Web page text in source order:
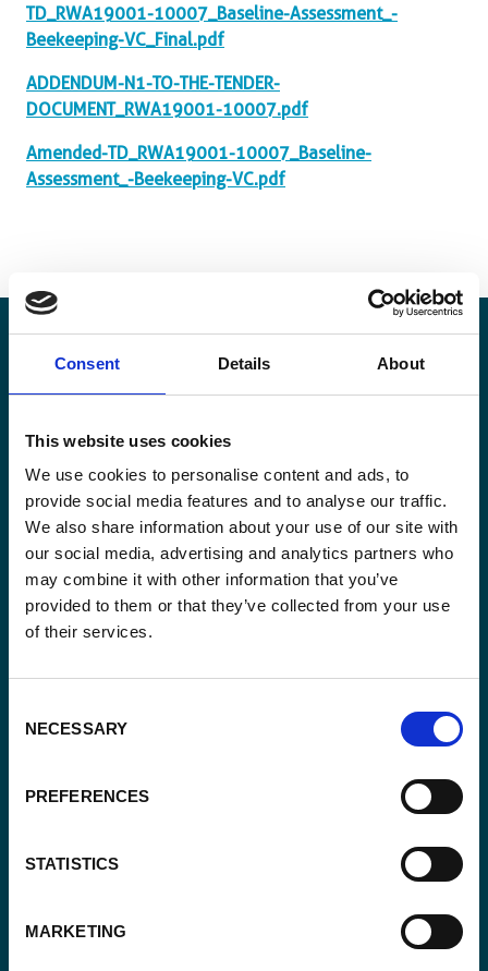
Consent Details About
This website uses cookies
We use cookies to personalise content and ads, to
provide social media features and to analyse our traffic.
We also share information about your use of our site with
our social media, advertising and analytics partners who
may combine it with other information that you’ve
provided to them or that they’ve collected from your use
of their services.
Selection
NECESSARY
PREFERENCES
STATISTICS
MARKETING
TD_RWA19001-10007_Baseline-Assessment_-
Beekeeping-VC_Final.pdf
ADDENDUM-N1-TO-THE-TENDER-
DOCUMENT_RWA19001-10007.pdf
Amended-TD_RWA19001-10007_Baseline-
Assessment_-Beekeeping-VC.pdf
Blijf op de hoogte
Blijf op de hoogte van onze activiteiten en
internationale ontwikkelingstrends belicht vanuit
Belgisch perspectief.
(Vereist)
Ja,
schrijf
(Vereist)
CAPTCHA